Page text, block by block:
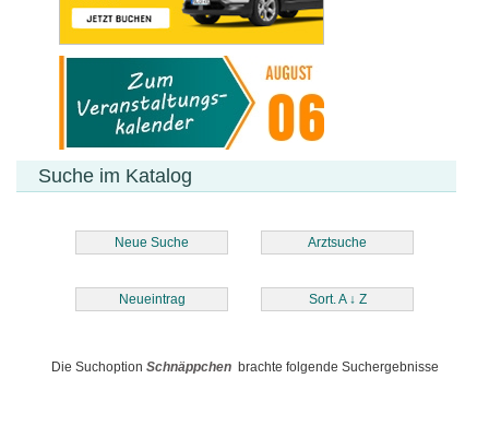
Suche im Katalog
Neue Suche Arztsuche
Neueintrag Sort. A ↓ Z
Die Suchoption Schnäppchenbrachte folgende Suchergebnisse